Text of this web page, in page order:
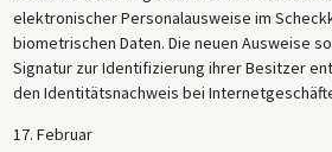
elektronischer Personalausweise im
biometrischen Daten. Die neuen Ausweise
Signatur zur Identifizierung ihrer Besitzer
den Identitätsnachweis bei
17. Februar